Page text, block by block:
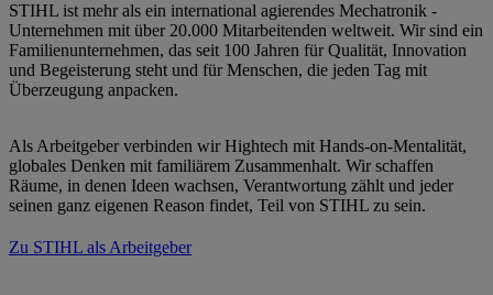
STIHL ist mehr als ein international agierendes Mechatronik -
Unternehmen mit über 20.000 Mitarbeitenden weltweit. Wir sind ein
Familienunternehmen, das seit 100 Jahren für Qualität, Innovation
und Begeisterung steht und für Menschen, die jeden Tag mit
Überzeugung anpacken.
Als Arbeitgeber verbinden wir Hightech mit Hands-on-Mentalität,
globales Denken mit familiärem Zusammenhalt. Wir schaffen
Räume, in denen Ideen wachsen, Verantwortung zählt und jeder
seinen ganz eigenen Reason findet, Teil von STIHL zu sein.
Zu STIHL als Arbeitgeber